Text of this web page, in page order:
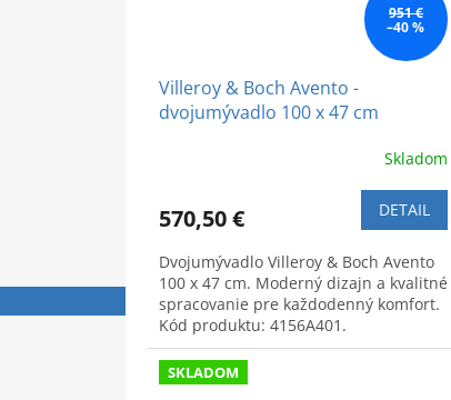
951 €
–40 %
Villeroy & Boch Avento -
dvojumývadlo 100 x 47 cm
Skladom
570,50 € DETAIL
Dvojumývadlo Villeroy & Boch Avento
100 x 47 cm. Moderný dizajn a kvalitné
spracovanie pre každodenný komfort.
Kód produktu: 4156A401.
SKLADOM